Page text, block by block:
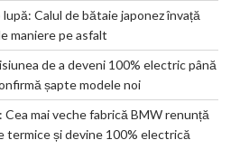
Calul de bătaie japonez învață
maniere pe asfalt
de a deveni 100% electric până
șapte modele noi
mai veche fabrică BMW renunță
termice și devine 100% electrică